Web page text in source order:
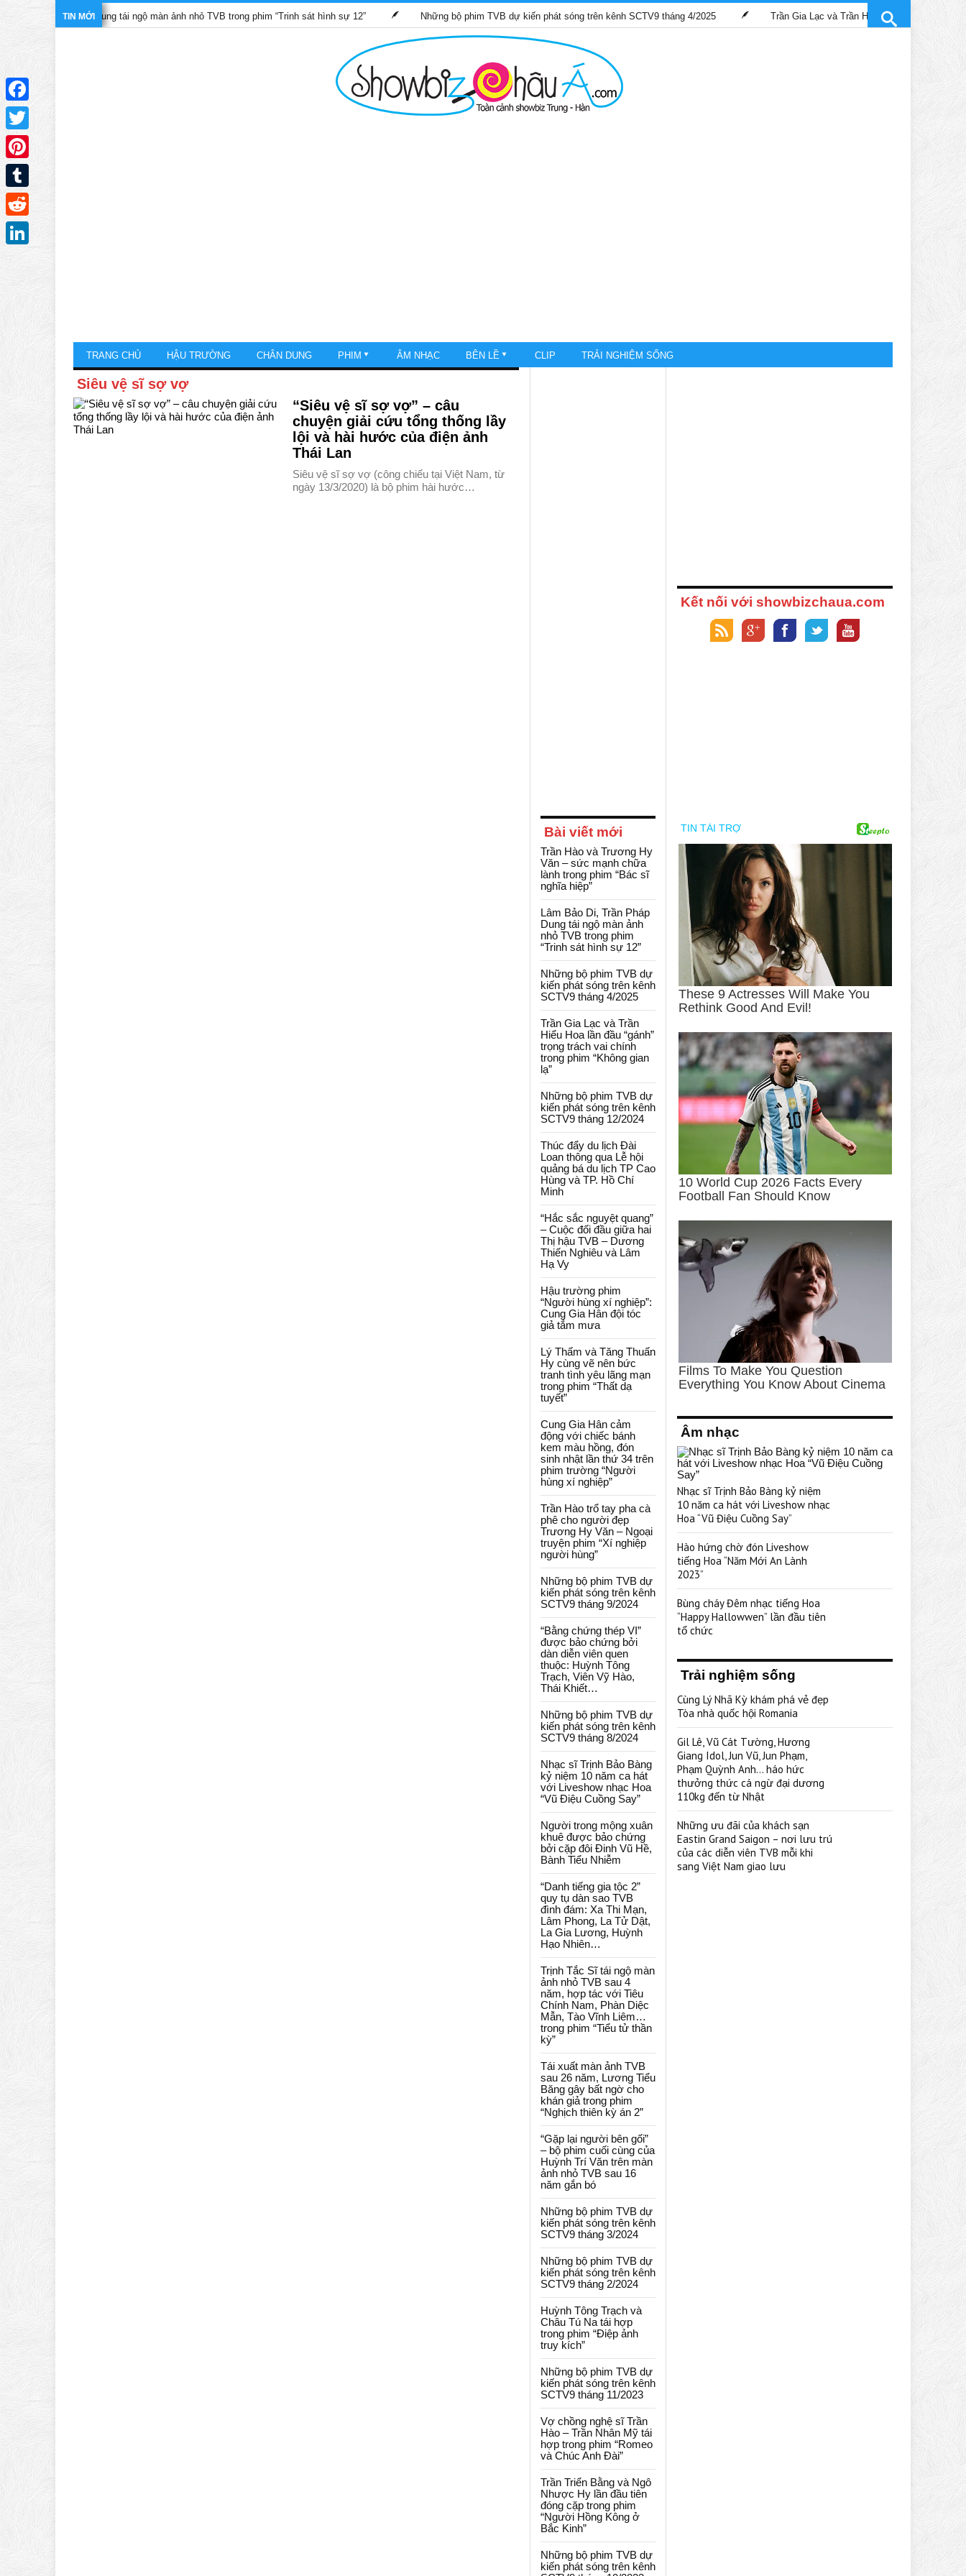
TIN MỚI
Trần Pháp Dung tái ngộ màn ảnh nhỏ TVB trong phim “Trinh sát hình sự 12” Những bộ phim TVB dự kiến phát sóng trên kênh SCTV9 tháng 4/2025 Trần Gia Lạc và Trần Hiểu Hoa lần đầu “gánh” trọng
TRANG CHỦ HẬU TRƯỜNG CHÂN DUNG PHIM ÂM NHẠC BÊN LỀ CLIP TRẢI NGHIỆM SỐNG
Siêu vệ sĩ sợ vợ
“Siêu vệ sĩ sợ vợ” – câu
chuyện giải cứu tổng thống lầy
lội và hài hước của điện ảnh
Thái Lan
Siêu vệ sĩ sợ vợ (công chiếu tại Việt Nam, từ
ngày 13/3/2020) là bộ phim hài hước…
Bài viết mới
Trần Hào và Trương Hy
Văn – sức mạnh chữa
lành trong phim “Bác sĩ
nghĩa hiệp”
Lâm Bảo Di, Trần Pháp
Dung tái ngộ màn ảnh
nhỏ TVB trong phim
“Trinh sát hình sự 12”
Những bộ phim TVB dự
kiến phát sóng trên kênh
SCTV9 tháng 4/2025
Trần Gia Lạc và Trần
Hiểu Hoa lần đầu “gánh”
trọng trách vai chính
trong phim “Không gian
lạ”
Những bộ phim TVB dự
kiến phát sóng trên kênh
SCTV9 tháng 12/2024
Thúc đẩy du lịch Đài
Loan thông qua Lễ hội
quảng bá du lịch TP Cao
Hùng và TP. Hồ Chí
Minh
“Hắc sắc nguyệt quang”
– Cuộc đối đầu giữa hai
Thị hậu TVB – Dương
Thiến Nghiêu và Lâm
Hạ Vy
Hậu trường phim
“Người hùng xí nghiệp”:
Cung Gia Hân đội tóc
giả tắm mưa
Lý Thấm và Tăng Thuấn
Hy cùng vẽ nên bức
tranh tình yêu lãng mạn
trong phim “Thất dạ
tuyết”
Cung Gia Hân cảm
động với chiếc bánh
kem màu hồng, đón
sinh nhật lần thứ 34 trên
phim trường “Người
hùng xí nghiệp”
Trần Hào trổ tay pha cà
phê cho người đẹp
Trương Hy Văn – Ngoại
truyện phim “Xí nghiệp
người hùng”
Những bộ phim TVB dự
kiến phát sóng trên kênh
SCTV9 tháng 9/2024
“Bằng chứng thép VI”
được bảo chứng bởi
dàn diễn viên quen
thuộc: Huỳnh Tông
Trạch, Viên Vỹ Hào,
Thái Khiết…
Những bộ phim TVB dự
kiến phát sóng trên kênh
SCTV9 tháng 8/2024
Nhạc sĩ Trịnh Bảo Bàng
kỷ niệm 10 năm ca hát
với Liveshow nhạc Hoa
“Vũ Điệu Cuồng Say”
Người trong mộng xuân
khuê được bảo chứng
bởi cặp đôi Đinh Vũ Hề,
Bành Tiểu Nhiễm
“Danh tiếng gia tộc 2”
quy tụ dàn sao TVB
đình đám: Xa Thi Mạn,
Lâm Phong, La Tử Dật,
La Gia Lương, Huỳnh
Hạo Nhiên…
Trịnh Tắc Sĩ tái ngộ màn
ảnh nhỏ TVB sau 4
năm, hợp tác với Tiêu
Chính Nam, Phàn Diệc
Mẫn, Tào Vĩnh Liêm…
trong phim “Tiểu tử thần
kỳ”
Tái xuất màn ảnh TVB
sau 26 năm, Lương Tiểu
Băng gây bất ngờ cho
khán giả trong phim
“Nghịch thiên kỳ án 2”
“Gặp lại người bên gối”
– bộ phim cuối cùng của
Huỳnh Trí Văn trên màn
ảnh nhỏ TVB sau 16
năm gắn bó
Những bộ phim TVB dự
kiến phát sóng trên kênh
SCTV9 tháng 3/2024
Những bộ phim TVB dự
kiến phát sóng trên kênh
SCTV9 tháng 2/2024
Huỳnh Tông Trạch và
Châu Tú Na tái hợp
trong phim “Điệp ảnh
truy kích”
Những bộ phim TVB dự
kiến phát sóng trên kênh
SCTV9 tháng 11/2023
Vợ chồng nghệ sĩ Trần
Hào – Trần Nhân Mỹ tái
hợp trong phim “Romeo
và Chúc Anh Đài”
Trần Triển Bằng và Ngô
Nhược Hy lần đầu tiên
đóng cặp trong phim
“Người Hồng Kông ở
Bắc Kinh”
Những bộ phim TVB dự
kiến phát sóng trên kênh
Kết nối với showbizchaua.com
Âm nhạc
Nhạc sĩ Trịnh Bảo Bàng kỷ niệm
10 năm ca hát với Liveshow nhạc
Hoa “Vũ Điệu Cuồng Say”
Hào hứng chờ đón Liveshow
tiếng Hoa “Năm Mới An Lành
2023”
Bùng cháy Đêm nhạc tiếng Hoa
“Happy Hallowwen” lần đầu tiên
tổ chức
Trải nghiệm sống
Cùng Lý Nhã Kỳ khám phá vẻ đẹp
Tòa nhà quốc hội Romania
Gil Lê, Vũ Cát Tường, Hương
Giang Idol, Jun Vũ, Jun Phạm,
Phạm Quỳnh Anh… háo hức
thưởng thức cá ngừ đại dương
110kg đến từ Nhật
Những ưu đãi của khách sạn
Eastin Grand Saigon – nơi lưu trú
của các diễn viên TVB mỗi khi
sang Việt Nam giao lưu
Facebook
Twitter
Pinterest
Tumblr
Reddit